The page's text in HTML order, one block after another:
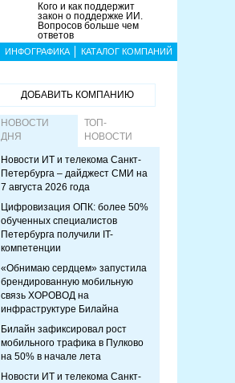
Кого и как поддержит
закон о поддержке ИИ.
Вопросов больше чем
ответов
ИНФОГРАФИКА КАТАЛОГ КОМПАНИЙ
ДОБАВИТЬ КОМПАНИЮ
НОВОСТИ
ДНЯ
ТОП-
НОВОСТИ
Новости ИТ и телекома Санкт-
Петербурга – дайджест СМИ на
7 августа 2026 года
Цифровизация ОПК: более 50%
обученных специалистов
Петербурга получили IT-
компетенции
«Обнимаю сердцем» запустила
брендированную мобильную
связь ХОРОВОД на
инфраструктуре Билайна
Билайн зафиксировал рост
мобильного трафика в Пулково
на 50% в начале лета
Новости ИТ и телекома Санкт-